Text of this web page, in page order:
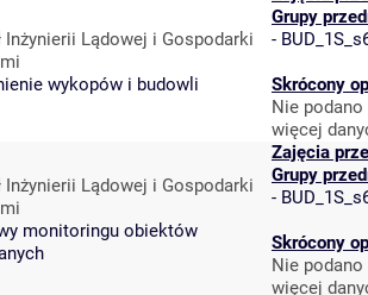
Inżynierii Lądowej i Gospodarki
wykopów i budowli
Grupy
-
Skrócony
Nie
więcej
Inżynierii Lądowej i Gospodarki
monitoringu obiektów
Zajęcia
Grupy
-
Skrócony
Nie
więcej